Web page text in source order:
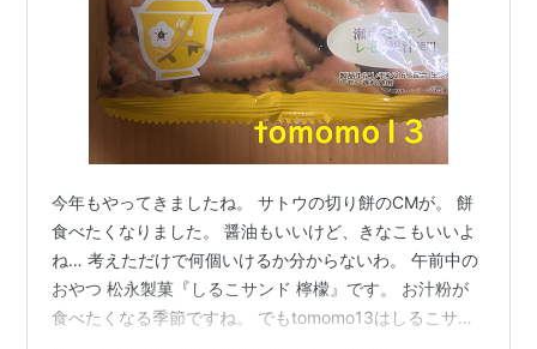
今年もやってきましたね。 サトウの切り餅のCMが。 餅
食べたくなりました。 醤油もいいけど、きなこもいいよ
ね… 考えただけで何個いけるか分からないわ。 午前中の
おやつ 松永製菓『しるこサンド 檸檬』です。 お汁粉が
食べたくなる季節ですね。 でもtomomo13はしるこサン